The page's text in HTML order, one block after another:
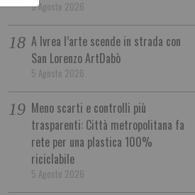
5 Agosto 2026
A Ivrea l’arte scende in strada con
San Lorenzo ArtDabò
5 Agosto 2026
Meno scarti e controlli più
trasparenti: Città metropolitana fa
rete per una plastica 100%
riciclabile
5 Agosto 2026